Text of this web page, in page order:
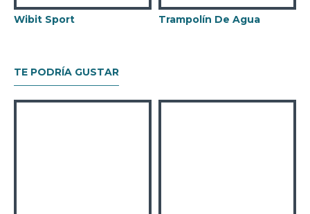
Wibit Sport Trampolín De Agua
TE PODRÍA GUSTAR